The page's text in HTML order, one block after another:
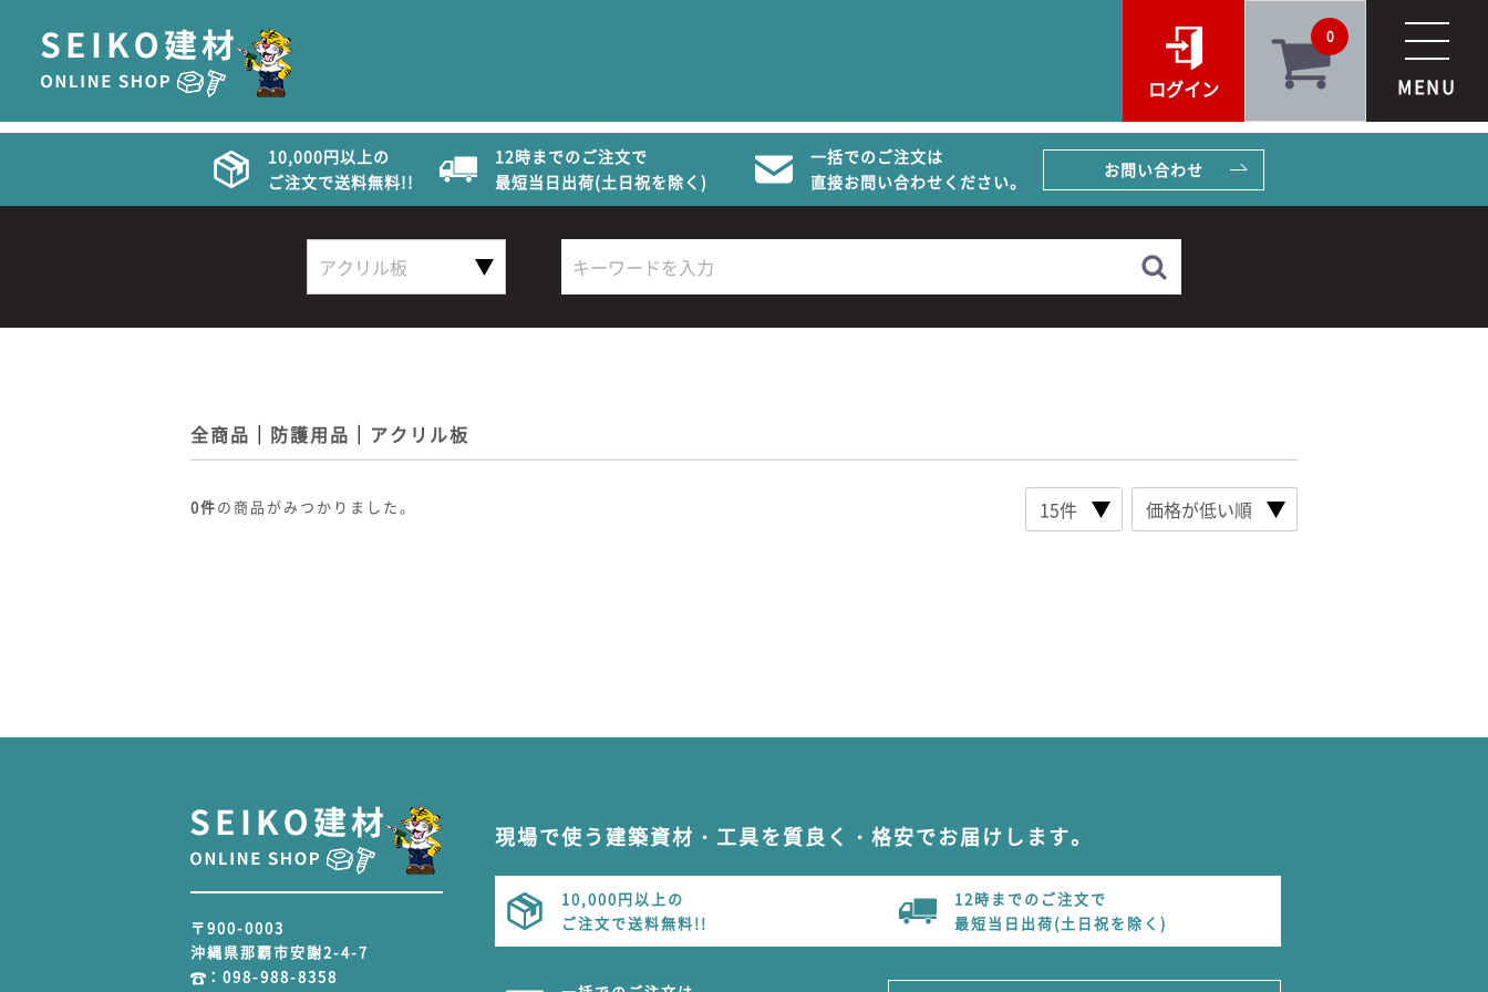
0
ログイン MENU
10,000円以上の
ご注文で送料無料!!
12時までのご注文で
最短当日出荷(土日祝を除く)
一括でのご注文は
直接お問い合わせください。
お問い合わせ
全商品 防護用品 アクリル板
0件の商品がみつかりました。
〒900-0003
沖縄県那覇市安謝2-4-7
： 098-988-8358
現場で使う建築資材・工具を質良く・格安でお届けします。
10,000円以上の
ご注文で送料無料!!
12時までのご注文で
最短当日出荷(土日祝を除く)